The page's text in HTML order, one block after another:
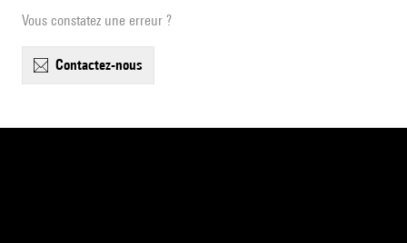
Vous constatez une erreur ?
contactez-nous